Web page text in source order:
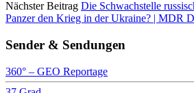
Nächster Beitrag Die Schwachstelle
Panzer den Krieg in der Ukraine? | MDR
Sender & Sendungen
360° – GEO Reportage